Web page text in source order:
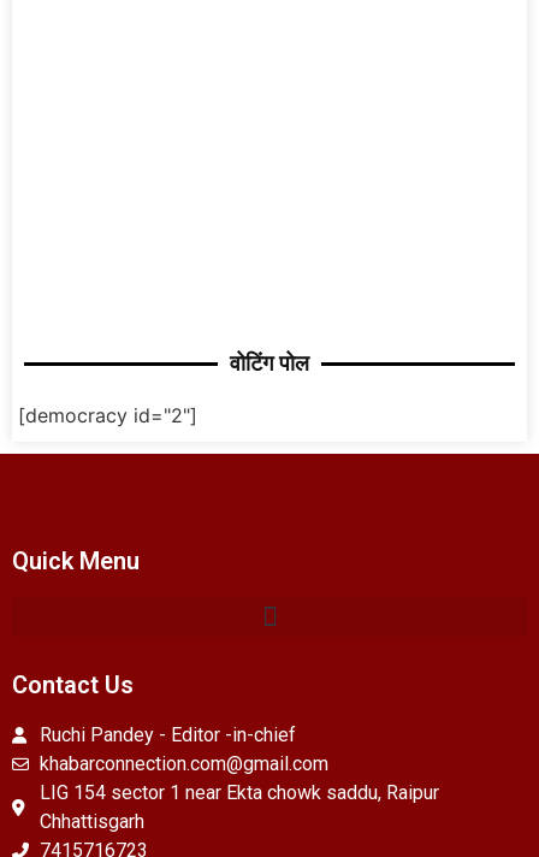
वोटिंग पोल
[democracy id="2"]
Quick Menu
Contact Us
Ruchi Pandey - Editor -in-chief
khabarconnection.com@gmail.com
LIG 154 sector 1 near Ekta chowk saddu, Raipur
Chhattisgarh
7415716723